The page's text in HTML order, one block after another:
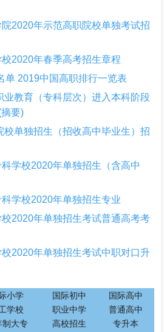
2020年示范高职院校单独考试招
2020年春季高考招生章程
单 2019中国高职排行一览表
业教育（专科层次）进入本科阶段
要)
校单独招生（招收高中毕业生）招
学校2020年单独招生（含高中
学校2020年单独招生专业
2020年单独招生考试普通高考考
2020年单独招生考试中职对口升
小学 国际初中
国际高中
学校 职业中学
普通高中
制大专 高校招生
专升本